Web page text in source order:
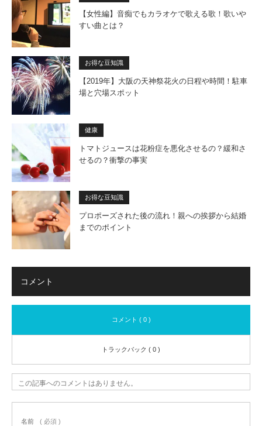
【女性編】音痴でもカラオケで歌える歌！歌いや
すい曲とは？
お得な豆知識
【2019年】大阪の天神祭花火の日程や時間！駐車
場と穴場スポット
健康
トマトジュースは花粉症を悪化させるの？緩和さ
せるの？衝撃の事実
お得な豆知識
プロポーズされた後の流れ！親への挨拶から結婚
までのポイント
コメント
コメント ( 0 )
トラックバック ( 0 )
この記事へのコメントはありません。
名前 ( 必須 )